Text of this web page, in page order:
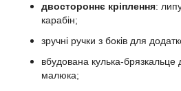
двостороннє кріплення:
карабін;
зручні ручки з боків для
вбудована кулька-брязкальце
малюка;